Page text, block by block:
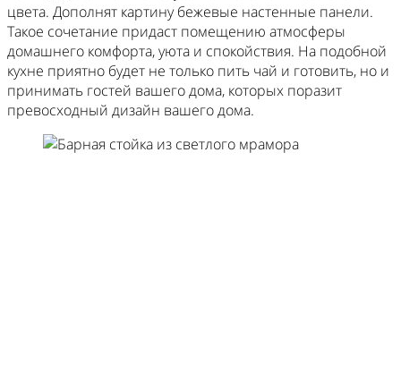
цвета. Дополнят картину бежевые настенные панели.
Такое сочетание придаст помещению атмосферы
домашнего комфорта, уюта и спокойствия. На подобной
кухне приятно будет не только пить чай и готовить, но и
принимать гостей вашего дома, которых поразит
превосходный дизайн вашего дома.